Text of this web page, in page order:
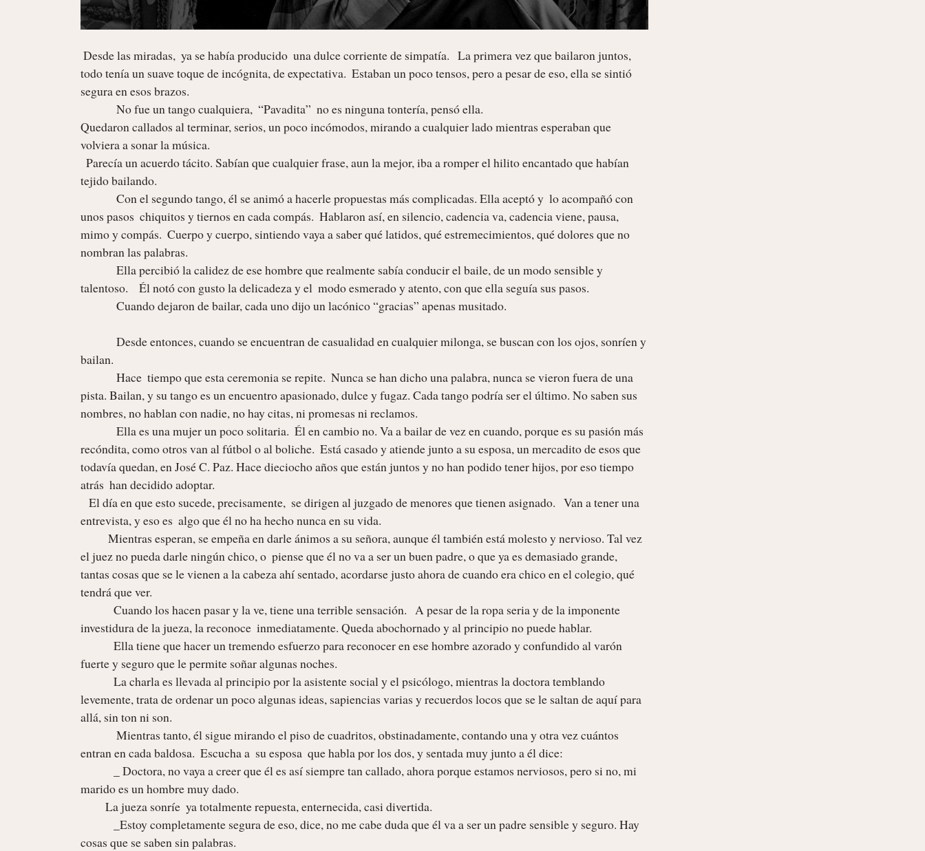
todo tenía un suave toque de incógnita, de expectativa.  Estaban un poco tensos, pero a pesar de eso, ella se sintió
segura en esos brazos.
Quedaron callados al terminar, serios, un poco incómodos, mirando a cualquier lado mientras esperaban que
volviera a sonar la música.
tejido bailando.
unos pasos  chiquitos y tiernos en cada compás.  Hablaron así, en silencio, cadencia va, cadencia viene, pausa,
mimo y compás.  Cuerpo y cuerpo, sintiendo vaya a saber qué latidos, qué estremecimientos, qué dolores que no
nombran las palabras.
talentoso.    Él notó con gusto la delicadeza y el  modo esmerado y atento, con que ella seguía sus pasos.
bailan.
pista. Bailan, y su tango es un encuentro apasionado, dulce y fugaz. Cada tango podría ser el último. No saben sus
nombres, no hablan con nadie, no hay citas, ni promesas ni reclamos.
recóndita, como otros van al fútbol o al boliche.  Está casado y atiende junto a su esposa, un mercadito de esos que
todavía quedan, en José C. Paz. Hace dieciocho años que están juntos y no han podido tener hijos, por eso tiempo
atrás  han decidido adoptar.
entrevista, y eso es  algo que él no ha hecho nunca en su vida.
el juez no pueda darle ningún chico, o  piense que él no va a ser un buen padre, o que ya es demasiado grande,
tantas cosas que se le vienen a la cabeza ahí sentado, acordarse justo ahora de cuando era chico en el colegio, qué
tendrá que ver.
investidura de la jueza, la reconoce  inmediatamente. Queda abochornado y al principio no puede hablar.
fuerte y seguro que le permite soñar algunas noches.
levemente, trata de ordenar un poco algunas ideas, sapiencias varias y recuerdos locos que se le saltan de aquí para
allá, sin ton ni son.
entran en cada baldosa.  Escucha a  su esposa  que habla por los dos, y sentada muy junto a él dice:
marido es un hombre muy dado.
cosas que se saben sin palabras.